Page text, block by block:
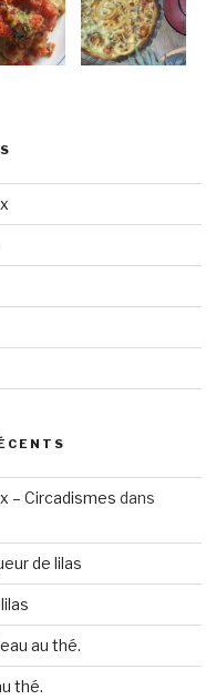
– Circadismes dans
de lilas
au thé.
thé.